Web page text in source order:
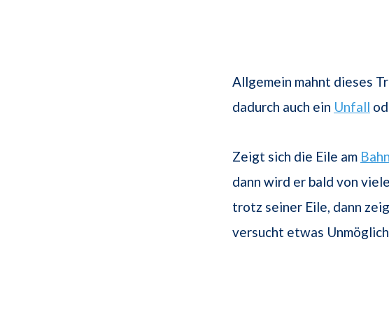
Allgemein mahnt dieses
dadurch auch ein Unfall
Zeigt sich die Eile am
dann wird er bald von
trotz seiner Eile, dann
versucht etwas